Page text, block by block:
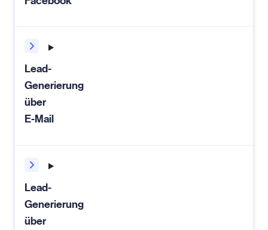
Lead-
Generierung
über
E-Mail
Lead-
Generierung
über